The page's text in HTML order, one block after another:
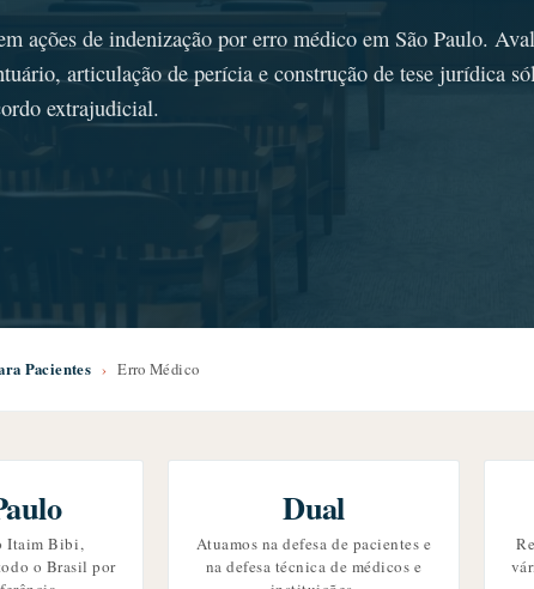
ações de indenização por erro médico em São Paulo.
articulação de perícia e construção de tese jurídica
extrajudicial.
Pacientes › Erro Médico
Itaim Bibi,
o Brasil por
Dual
Atuamos na defesa de pacientes e
na defesa técnica de médicos e